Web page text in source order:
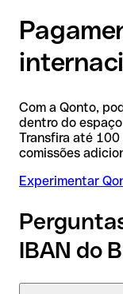
Com a Qonto,
dentro do
Transfira até 100
comissões
Experimentar
IBAN do